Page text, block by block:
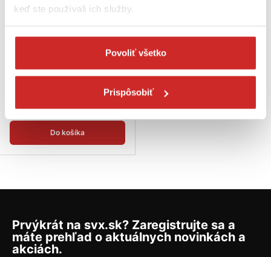
keď ste používali ich služby.
Povoliť všetko
Prispôsobiť
Rozmer (mm): 40 mm
Skladom 2 bal
Do košíka
Prvýkrát na svx.sk? Zaregistrujte sa a
máte prehľad o aktuálnych novinkách a
akciách.